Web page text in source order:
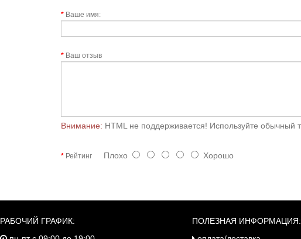
Ваше имя:
Ваш отзыв
Внимание: HTML не поддерживается! Используйте обычный
Рейтинг Плохо Хорошо
РАБОЧИЙ ГРАФИК:
ПОЛЕЗНАЯ ИНФОРМАЦИЯ: